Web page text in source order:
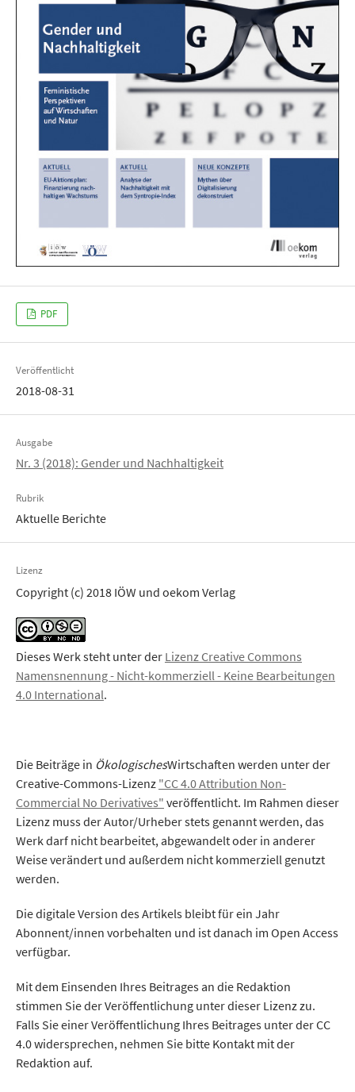
PDF
Veröffentlicht
2018-08-31
Ausgabe
Nr. 3 (2018): Gender und Nachhaltigkeit
Rubrik
Aktuelle Berichte
Lizenz
Copyright (c) 2018 IÖW und oekom Verlag
Dieses Werk steht unter der Lizenz Creative Commons
Namensnennung - Nicht-kommerziell - Keine Bearbeitungen
4.0 International.
Die Beiträge in ÖkologischesWirtschaften werden unter der
Creative-Commons-Lizenz "CC 4.0 Attribution Non-
Commercial No Derivatives" veröffentlicht. Im Rahmen dieser
Lizenz muss der Autor/Urheber stets genannt werden, das
Werk darf nicht bearbeitet, abgewandelt oder in anderer
Weise verändert und außerdem nicht kommerziell genutzt
werden.
Die digitale Version des Artikels bleibt für ein Jahr
Abonnent/innen vorbehalten und ist danach im Open Access
verfügbar.
Mit dem Einsenden Ihres Beitrages an die Redaktion
stimmen Sie der Veröffentlichung unter dieser Lizenz zu.
Falls Sie einer Veröffentlichung Ihres Beitrages unter der CC
4.0 widersprechen, nehmen Sie bitte Kontakt mit der
Redaktion auf.